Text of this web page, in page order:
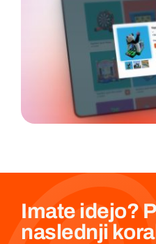
Imate idejo?
naslednji